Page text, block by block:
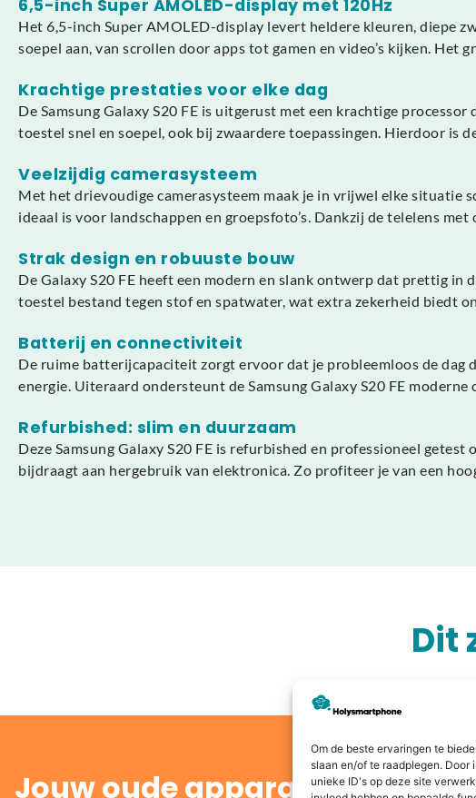
Om de beste ervaringen te
slaan en/of te raadplegen.
unieke ID's op deze site
6,5-inch Super AMOLED-display met 120Hz
Het 6,5-inch Super AMOLED-display levert heldere kleuren, diepe
soepel aan, van scrollen door apps tot gamen en video’s kijken.
Krachtige prestaties voor elke dag
De Samsung Galaxy S20 FE is uitgerust met een krachtige
toestel snel en soepel, ook bij zwaardere toepassingen. Hierdoor is
Veelzijdig camerasysteem
Met het drievoudige camerasysteem maak je in vrijwel elke situatie
ideaal is voor landschappen en groepsfoto’s. Dankzij de telelens
Strak design en robuuste bouw
De Galaxy S20 FE heeft een modern en slank ontwerp dat prettig
toestel bestand tegen stof en spatwater, wat extra zekerheid biedt
Batterij en connectiviteit
De ruime batterijcapaciteit zorgt ervoor dat je probleemloos de
energie. Uiteraard ondersteunt de Samsung Galaxy S20 FE
Refurbished: slim en duurzaam
Deze Samsung Galaxy S20 FE is refurbished en professioneel
bijdraagt aan hergebruik van elektronica. Zo profiteer je van een
Dit
Jouw oude apparaat inruilen